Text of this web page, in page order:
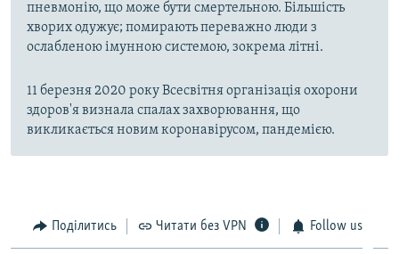
пневмонію, що може бути смертельною. Більшість
хворих одужує; помирають переважно люди з
ослабленою імунною системою, зокрема літні.
11 березня 2020 року Всесвітня організація охорони
здоров'я визнала спалах захворювання, що
викликається новим коронавірусом, пандемією.
Поділитись Читати без VPN Follow us